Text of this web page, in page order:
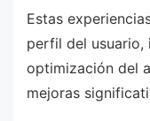
Estas
perfil del usuario,
optimización del
mejoras